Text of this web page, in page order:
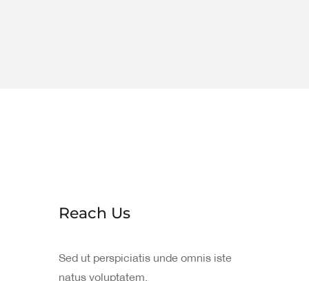
Reach Us
Sed ut perspiciatis unde omnis iste
natus voluptatem.